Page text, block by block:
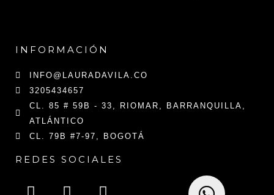
INFORMACIÓN
INFO@LAURADAVILA.CO
3205434657
CL. 85 # 59B - 33, RIOMAR, BARRANQUILLA,
ATLÁNTICO
CL. 79B #7-97, BOGOTÁ
REDES SOCIALES
I
F
T